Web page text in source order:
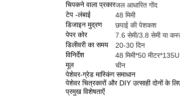
चिपकने वाला प्रकारजल आधारित गोंद
टेप -लंबाई
48 मिमी
डिजाइन मुद्रण
छपाई की पेशकश
पेपर कोर
7.6 सेमी/3.8 सेमी या
डिलीवरी का समय
20-30 दिन
विनिर्देश
48 मिमी*50 मीटर*135U
मूल
चीन
पेशेवर-ग्रेड मास्किंग समाधान
पेशेवर चित्रकारों और DIY उत्साही दोनों के
प्रमुख विशेषताऐं